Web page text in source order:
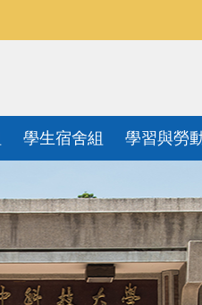
學生宿舍組 學習與勞